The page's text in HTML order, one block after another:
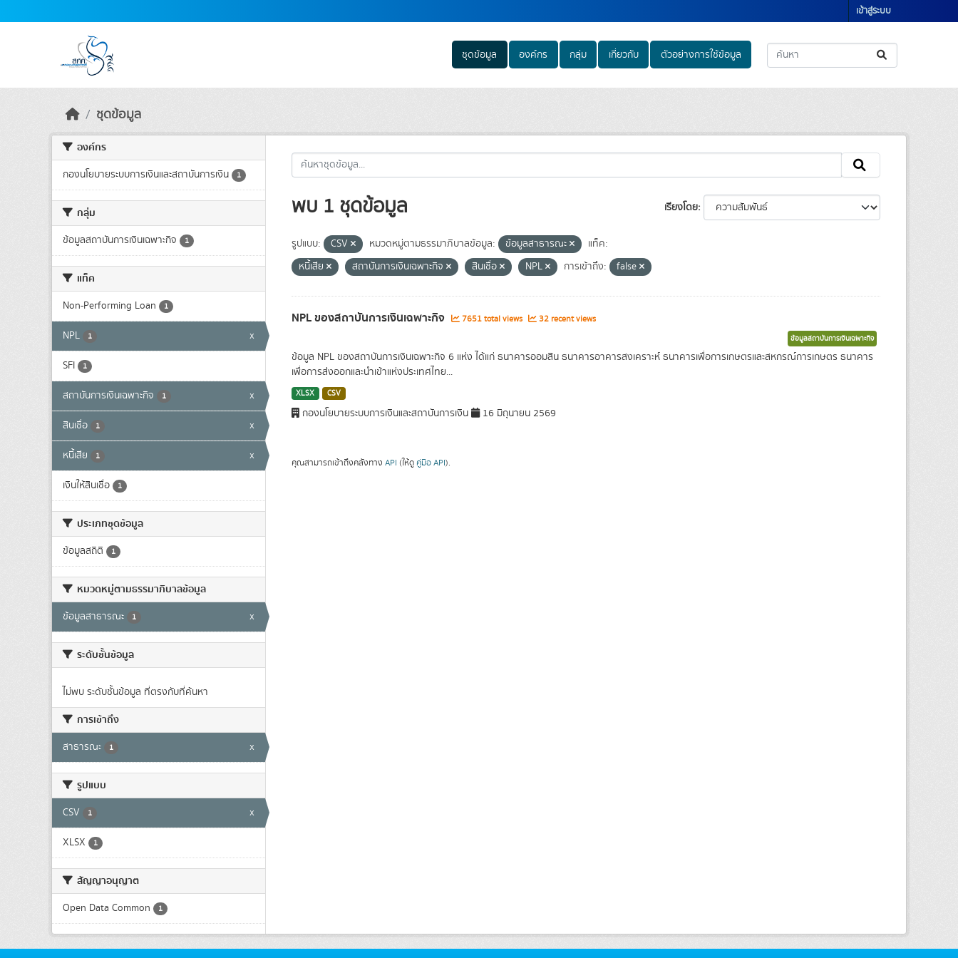
เข้าสู่ระบบ
ชุดข้อมูล องค์กร กลุ่ม เกี่ยวกับ ตัวอย่างการใช้ข้อมูล
ชุดข้อมูล
องค์กร
กองนโยบายระบบการเงินและสถาบันการเงิน 1
กลุ่ม
ข้อมูลสถาบันการเงินเฉพาะกิจ 1
แท็ค
Non-Performing Loan 1
NPL 1 x
SFI 1
สถาบันการเงินเฉพาะกิจ 1 x
สินเชื่อ 1 x
หนี้เสีย 1 x
เงินให้สินเชื่อ 1
ประเภทชุดข้อมูล
ข้อมูลสถิติ 1
หมวดหมู่ตามธรรมาภิบาลข้อมูล
ข้อมูลสาธารณะ 1 x
ระดับชั้นข้อมูล
ไม่พบ ระดับชั้นข้อมูล ที่ตรงกับที่ค้นหา
การเข้าถึง
สาธารณะ 1 x
รูปแบบ
CSV 1 x
XLSX 1
สัญญาอนุญาต
Open Data Common 1
เรียงโดย
พบ 1 ชุดข้อมูล
รูปแบบ: CSV หมวดหมู่ตามธรรมาภิบาลข้อมูล: ข้อมูลสาธารณะ
แท็ค:
หนี้เสีย
สถาบันการเงินเฉพาะกิจ สินเชื่อ NPL การเข้าถึง: false
NPL ของสถาบันการเงินเฉพาะกิจ 7651 total views 32 recent views
ข้อมูลสถาบันการเงินเฉพาะกิจ
ข้อมูล NPL ของสถาบันการเงินเฉพาะกิจ 6 แห่ง ได้แก่ ธนาคารออมสิน ธนาคารอาคารสงเคราะห์ ธนาคารเพื่อการเกษตรและสหกรณ์การเกษตร ธนาคาร
เพื่อการส่งออกและนำเข้าแห่งประเทศไทย...
XLSX CSV
กองนโยบายระบบการเงินและสถาบันการเงิน 16 มิถุนายน 2569
คุณสามารถเข้าถึงคลังทาง API (ให้ดู คู่มือ API).